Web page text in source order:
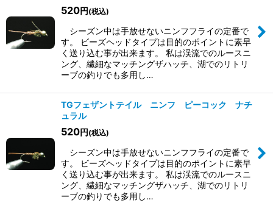
並び順:
絞り込む
520円 (税込)
シーズン中は手放せないニンフフライの定番で
す。 ビーズヘッドタイプは目的のポイントに素早
く送り込む事が出来ます。 私は渓流でのルースニ
ング、繊細なマッチングザハッチ、湖でのリトリ
ーブの釣りでも多用し…
TGフェザントテイル ニンフ ピーコック ナチ
ュラル
520円 (税込)
シーズン中は手放せないニンフフライの定番で
す。 ビーズヘッドタイプは目的のポイントに素早
く送り込む事が出来ます。 私は渓流でのルースニ
ング、繊細なマッチングザハッチ、湖でのリトリ
ーブの釣りでも多用し…